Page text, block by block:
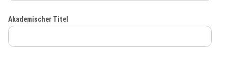
Akademischer Titel